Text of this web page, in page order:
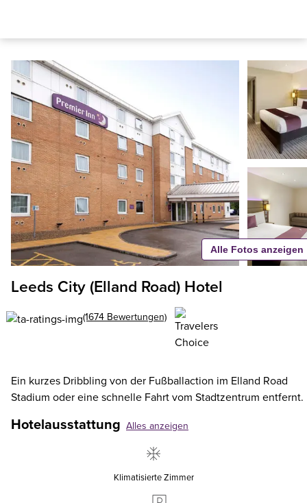
Leeds City (Elland Road) Hotel
(1674 Bewertungen)
Ein kurzes Dribbling von der Fußballaction im Elland Road
Stadium oder eine schnelle Fahrt vom Stadtzentrum entfernt.
Hotelausstattung Alles anzeigen
Klimatisierte Zimmer
Alle Fotos anzeigen